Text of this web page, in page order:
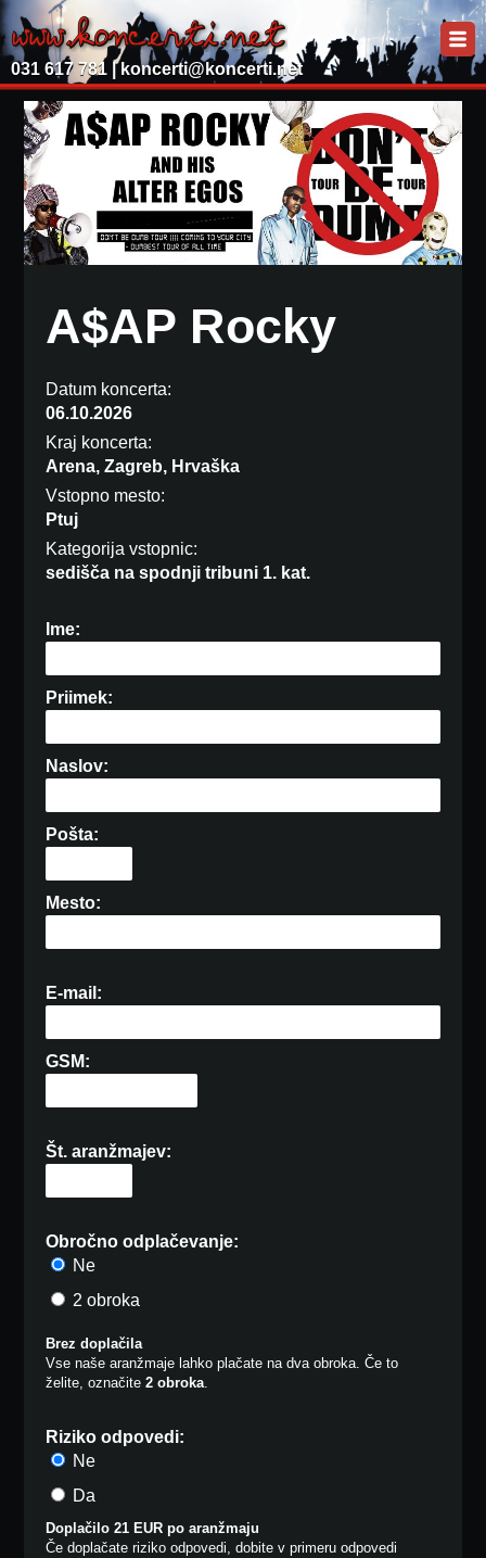
031 617 781 | koncerti@koncerti.net
A$AP Rocky
Datum koncerta:
06.10.2026
Kraj koncerta:
Arena, Zagreb, Hrvaška
Vstopno mesto:
Ptuj
Kategorija vstopnic:
sedišča na spodnji tribuni 1. kat.
Ime:
Priimek:
Naslov:
Pošta:
Mesto:
E-mail:
GSM:
Št. aranžmajev:
Obročno odplačevanje:
Ne
2 obroka
Brez doplačila
Vse naše aranžmaje lahko plačate na dva obroka. Če to
želite, označite2 obroka.
Riziko odpovedi:
Ne
Da
Doplačilo 21 EUR po aranžmaju
Če doplačate riziko odpovedi, dobite v primeru odpovedi